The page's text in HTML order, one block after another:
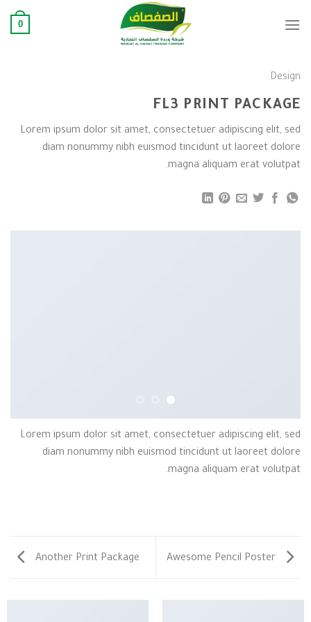
0
Design
FL3 PRINT PACKAGE
Lorem ipsum dolor sit amet, consectetuer adipiscing elit, sed
diam nonummy nibh euismod tincidunt ut laoreet dolore
magna aliquam erat volutpat.
Lorem ipsum dolor sit amet, consectetuer adipiscing elit, sed
diam nonummy nibh euismod tincidunt ut laoreet dolore
magna aliquam erat volutpat.
Another Print Package